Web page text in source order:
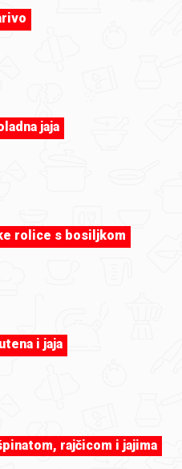
jaja
rolice s bosiljkom
i jaja
rajčicom i jajima